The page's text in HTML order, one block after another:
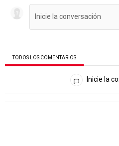
TODOS LOS COMENTARIOS
Todos los comentarios
Inicie la